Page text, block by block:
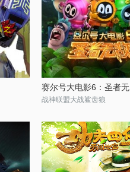
赛尔号大电影6：圣者无
战神联盟大战鲨齿狼